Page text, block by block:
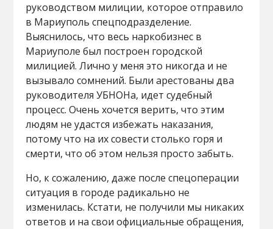
руководством милиции, которое отправило
в Мариуполь спецподразделение.
Выяснилось, что весь наркобизнес в
Мариуполе был построен городской
милицией. Лично у меня это никогда и не
вызывало сомнений. Были арестованы два
руководителя УБНОНа, идет судебный
процесс. Очень хочется верить, что этим
людям не удастся избежать наказания,
потому что на их совести столько горя и
смерти, что об этом нельзя просто забыть.
Но, к сожалению, даже после спецоперации
ситуация в городе радикально не
изменилась. Кстати, не получили мы никаких
ответов и на свои официальные обращения,